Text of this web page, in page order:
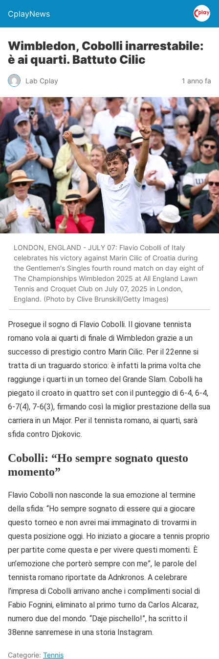
CplayNews
Wimbledon, Cobolli inarrestabile:
è ai quarti. Battuto Cilic
Lab Cplay 1 anno fa
LONDON, ENGLAND - JULY 07: Flavio Cobolli of Italy
celebrates his victory against Marin Cilic of Croatia during
the Gentlemen's Singles fourth round match on day eight of
The Championships Wimbledon 2025 at All England Lawn
Tennis and Croquet Club on July 07, 2025 in London,
England. (Photo by Clive Brunskill/Getty Images)
Prosegue il sogno di Flavio Cobolli. Il giovane tennista
romano vola ai quarti di finale di Wimbledon grazie a un
successo di prestigio contro Marin Cilic. Per il 22enne si
tratta di un traguardo storico: è infatti la prima volta che
raggiunge i quarti in un torneo del Grande Slam. Cobolli ha
piegato il croato in quattro set con il punteggio di 6-4, 6-4,
6-7(4), 7-6(3), firmando così la miglior prestazione della sua
carriera in un Major. Per il tennista romano, ai quarti, sarà
sfida contro Djokovic.
Cobolli: “Ho sempre sognato questo
momento”
Flavio Cobolli non nasconde la sua emozione al termine
della sfida: “Ho sempre sognato di essere qui a giocare
questo torneo e non avrei mai immaginato di trovarmi in
questa posizione oggi. Ho iniziato a giocare a tennis proprio
per partite come questa e per vivere questi momenti. È
un’emozione che porterò sempre con me”, le parole del
tennista romano riportate da Adnkronos. A celebrare
l’impresa di Cobolli arrivano anche i complimenti social di
Fabio Fognini, eliminato al primo turno da Carlos Alcaraz,
numero due del mondo. “Daje pischello!”, ha scritto il
38enne sanremese in una storia Instagram.
Categorie: Tennis